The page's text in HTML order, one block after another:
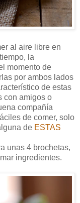
al aire libre en
la
momento de
por ambos lados
de estas
con amigos o
compañía
de comer, solo
de ESTAS
unas 4 brochetas,
ingredientes.